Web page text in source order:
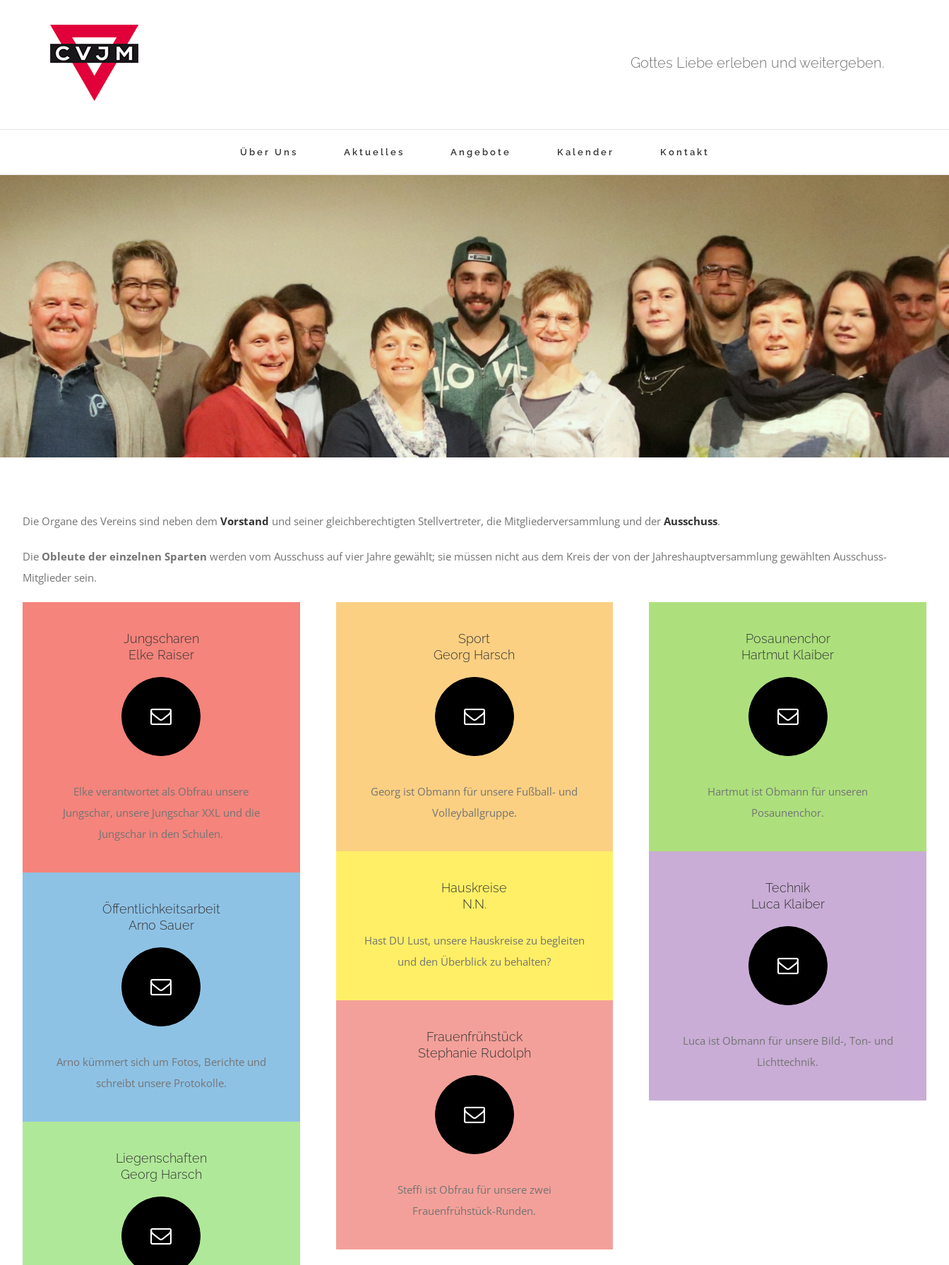
Gottes Liebe erleben und weitergeben.
Über Uns Aktuelles Angebote Kalender Kontakt
Die Organe des Vereins sind neben dem Vorstand und seiner gleichberechtigten Stellvertreter, die Mitgliederversammlung und der Ausschuss.
Die Obleute der einzelnen Sparten werden vom Ausschuss auf vier Jahre gewählt; sie müssen nicht aus dem Kreis der von der Jahreshauptversammlung gewählten Ausschuss-
Mitglieder sein.
Jungscharen
Elke Raiser
Elke verantwortet als Obfrau unsere
Jungschar, unsere Jungschar XXL und die
Jungschar in den Schulen.
Öffentlichkeitsarbeit
Arno Sauer
Arno kümmert sich um Fotos, Berichte und
schreibt unsere Protokolle.
Liegenschaften
Georg Harsch
Sport
Georg Harsch
Georg ist Obmann für unsere Fußball- und
Volleyballgruppe.
Hauskreise
N.N.
Hast DU Lust, unsere Hauskreise zu begleiten
und den Überblick zu behalten?
Frauenfrühstück
Stephanie Rudolph
Steffi ist Obfrau für unsere zwei
Frauenfrühstück-Runden.
Posaunenchor
Hartmut Klaiber
Hartmut ist Obmann für unseren
Posaunenchor.
Technik
Luca Klaiber
Luca ist Obmann für unsere Bild-, Ton- und
Lichttechnik.